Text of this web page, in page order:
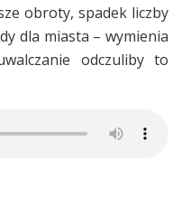
obroty, spadek liczby
dla miasta – wymienia
odczuliby to